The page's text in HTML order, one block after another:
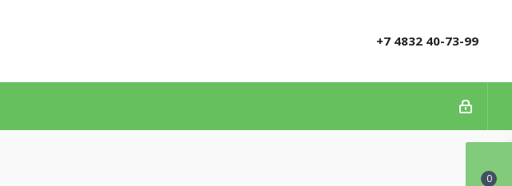
+7 4832 40-73-99
0